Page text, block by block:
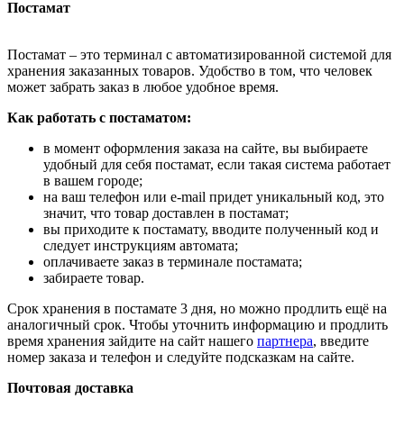
Постамат
Постамат – это терминал с автоматизированной системой для
хранения заказанных товаров. Удобство в том, что человек
может забрать заказ в любое удобное время.
Как работать с постаматом:
в момент оформления заказа на сайте, вы выбираете
удобный для себя постамат, если такая система работает
в вашем городе;
на ваш телефон или e-mail придет уникальный код, это
значит, что товар доставлен в постамат;
вы приходите к постамату, вводите полученный код и
следует инструкциям автомата;
оплачиваете заказ в терминале постамата;
забираете товар.
Срок хранения в постамате 3 дня, но можно продлить ещё на
аналогичный срок. Чтобы уточнить информацию и продлить
время хранения зайдите на сайт нашего партнера, введите
номер заказа и телефон и следуйте подсказкам на сайте.
Почтовая доставка